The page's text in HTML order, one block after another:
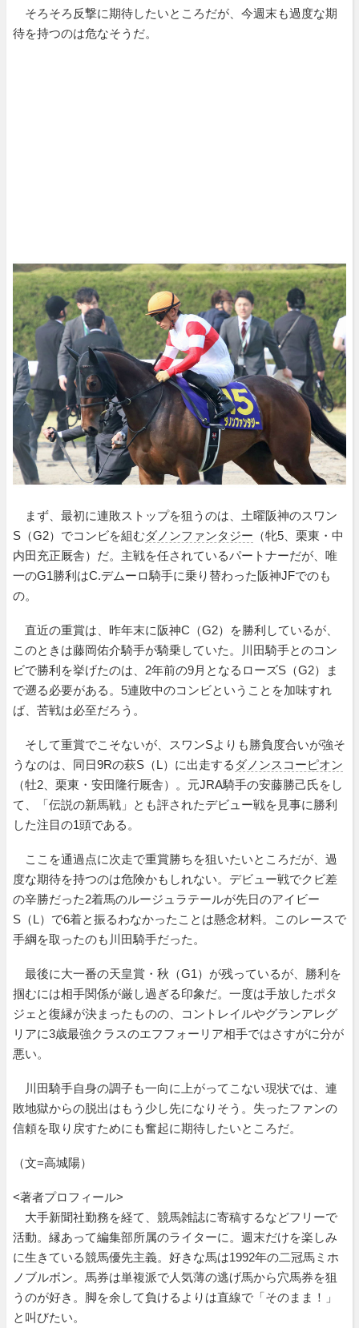
そろそろ反撃に期待したいところだが、今週末も過度な期
待を持つのは危なそうだ。
まず、最初に連敗ストップを狙うのは、土曜阪神のスワン
S（G2）でコンビを組むダノンファンタジー （牝5、栗東・中
内田充正厩舎）だ。主戦を任されているパートナーだが、唯
一のG1勝利はC.デムーロ騎手に乗り替わった阪神JFでのも
の。
直近の重賞は、昨年末に阪神C（G2）を勝利しているが、
このときは藤岡佑介騎手が騎乗していた。川田騎手とのコン
ビで勝利を挙げたのは、2年前の9月となるローズS（G2）ま
で遡る必要がある。5連敗中のコンビということを加味すれ
ば、苦戦は必至だろう。
そして重賞でこそないが、スワンSよりも勝負度合いが強そ
うなのは、同日9Rの萩S（L）に出走する ダノンスコーピオン
（牡2、栗東・安田隆行厩舎）。元JRA騎手の安藤勝己氏をし
て、「伝説の新馬戦」とも評されたデビュー戦を見事に勝利
した注目の1頭である。
ここを通過点に次走で重賞勝ちを狙いたいところだが、過
度な期待を持つのは危険かもしれない。デビュー戦でクビ差
の辛勝だった2着馬のルージュラテールが先日のアイビー
S（L）で6着と振るわなかったことは懸念材料。このレースで
手綱を取ったのも川田騎手だった。
最後に大一番の天皇賞・秋（G1）が残っているが、勝利を
掴むには相手関係が厳し過ぎる印象だ。一度は手放したポタ
ジェと復縁が決まったものの、コントレイルやグランアレグ
リアに3歳最強クラスのエフフォーリア相手ではさすがに分が
悪い。
川田騎手自身の調子も一向に上がってこない現状では、連
敗地獄からの脱出はもう少し先になりそう。失ったファンの
信頼を取り戻すためにも奮起に期待したいところだ。
（文=高城陽）
<著者プロフィール>
大手新聞社勤務を経て、競馬雑誌に寄稿するなどフリーで
活動。縁あって編集部所属のライターに。週末だけを楽しみ
に生きている競馬優先主義。好きな馬は1992年の二冠馬ミホ
ノブルボン。馬券は単複派で人気薄の逃げ馬から穴馬券を狙
うのが好き。脚を余して負けるよりは直線で「そのまま！」
と叫びたい。